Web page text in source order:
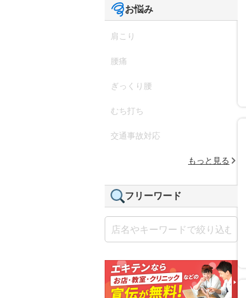
お悩み
肩こり
腰痛
ぎっくり腰
むち打ち
交通事故対応
もっと見る
フリーワード